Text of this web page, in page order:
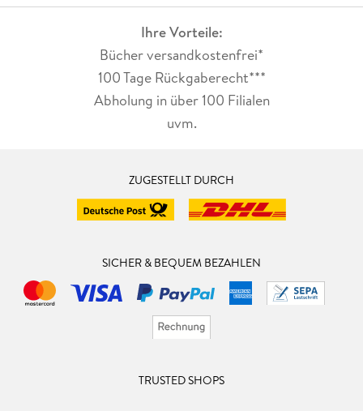
Ihre Vorteile:
Bücher versandkostenfrei*
100 Tage Rückgaberecht***
Abholung in über 100 Filialen
uvm.
ZUGESTELLT DURCH
SICHER & BEQUEM BEZAHLEN
TRUSTED SHOPS